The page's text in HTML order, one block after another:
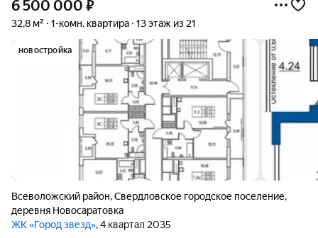
6 500 000 ₽
32,8 м² 1-комн. квартира 13 этаж из 21
новостройка
Всеволожский район,Свердловское городское поселение,
деревня Новосаратовка
ЖК «Город звезд», 4 квартал 2035